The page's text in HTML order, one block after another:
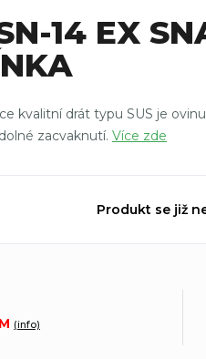
14 EX
kvalitní drát typu SUS je
zacvaknutí. Více zde
Produkt se již
(info)